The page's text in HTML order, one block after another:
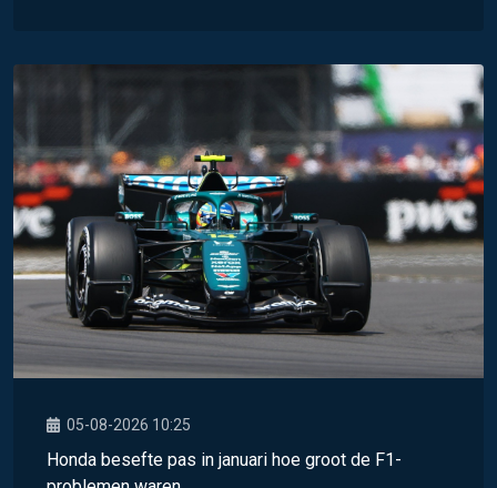
05-08-2026 10:25
Honda besefte pas in januari hoe groot de F1-